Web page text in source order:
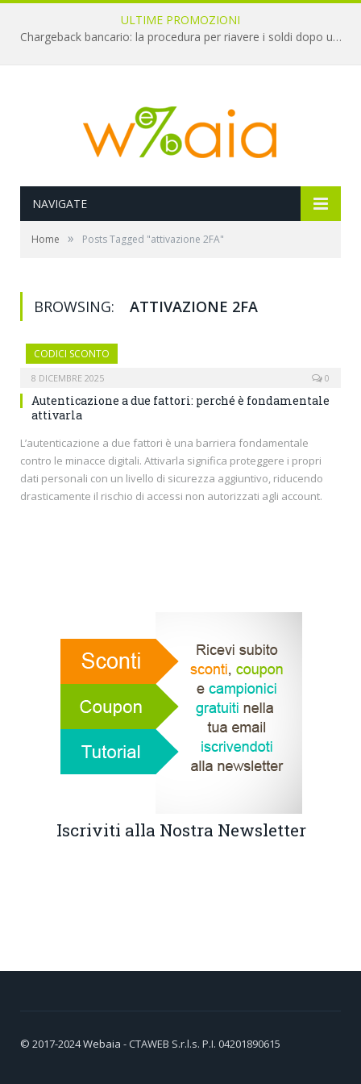
ULTIME PROMOZIONI
Chargeback bancario: la procedura per riavere i soldi dopo una truffa online
NAVIGATE
Home » Posts Tagged "attivazione 2FA"
BROWSING: ATTIVAZIONE 2FA
CODICI SCONTO
8 DICEMBRE 2025 0
Autenticazione a due fattori: perché è fondamentale
attivarla
L’autenticazione a due fattori è una barriera fondamentale
contro le minacce digitali. Attivarla significa proteggere i propri
dati personali con un livello di sicurezza aggiuntivo, riducendo
drasticamente il rischio di accessi non autorizzati agli account.
Iscriviti alla Nostra Newsletter
© 2017-2024Webaia - CTAWEB S.r.l.s. P.I. 04201890615